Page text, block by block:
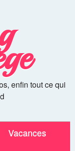
enfin tout ce qui
Vacances